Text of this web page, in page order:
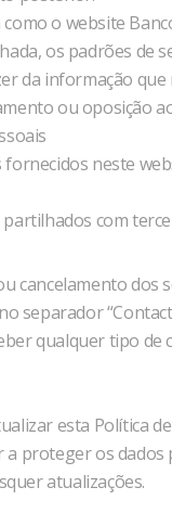
como o website
os padrões
da informação
ou oposição
neste
com
cancelamento
separador
qualquer tipo de
esta Política
proteger os
atualizações.